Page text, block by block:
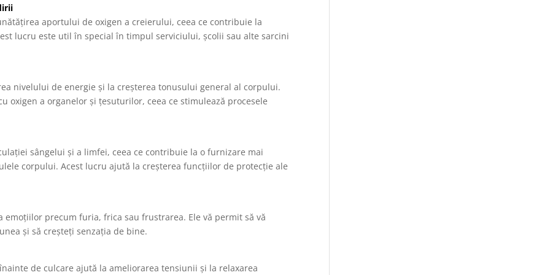
aportului de oxigen a creierului, ceea ce contribuie la
lucru este util în special în timpul serviciului, școlii sau alte sarcini
nivelului de energie și la creșterea tonusului general al corpului.
oxigen a organelor și țesuturilor, ceea ce stimulează procesele
sângelui și a limfei, ceea ce contribuie la o furnizare mai
corpului. Acest lucru ajută la creșterea funcțiilor de protecție ale
precum furia, frica sau frustrarea. Ele vă permit să vă
și să creșteți senzația de bine.
de culcare ajută la ameliorarea tensiunii și la relaxarea